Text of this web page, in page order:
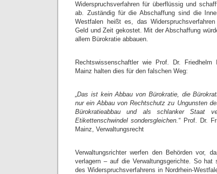
Widerspruchsverfahren für überflüssig und
ab. Zuständig für die Abschaffung sind die
Westfalen heißt es, das
Geld und Zeit gekostet. Mit der Abschaffung
allem Bürokratie abbauen.
Rechtswissenschaftler wie Prof. Dr.
Mainz halten dies für den falschen Weg:
„Das ist kein Abbau von Bürokratie, die
nur ein Abbau von Rechtschutz zu Ungunsten
Bürokratieabbau und als schlanker Staat
Etikettenschwindel sondersgleichen.“Prof. Dr.
Mainz, Verwaltungsrecht
Verwaltungsrichter werfen den Behörden vor,
verlagern – auf die Verwaltungsgerichte. So hat
des Widerspruchsverfahrens in Nordrhein-